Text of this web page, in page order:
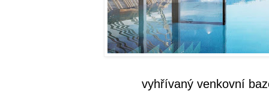
vyhřívaný venkovní